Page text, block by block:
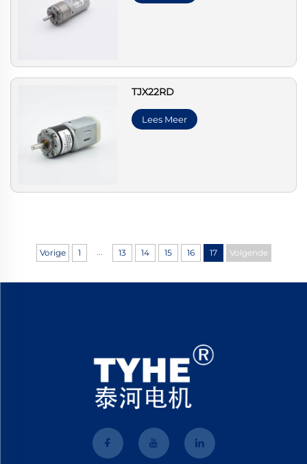
TJX22RD
Lees Meer
Vorige 1 13 14 15 16 17 Volgende